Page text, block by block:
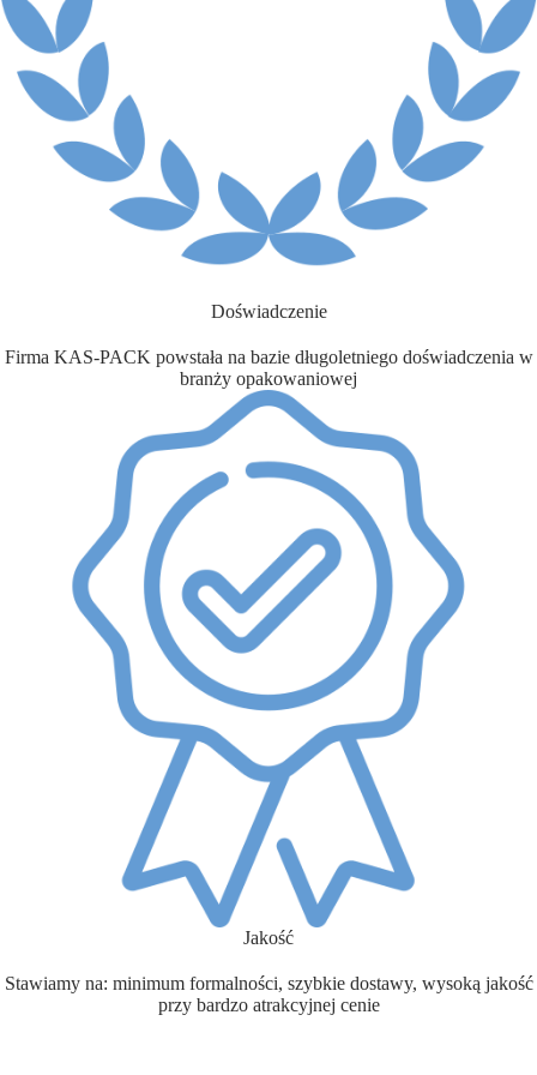
Doświadczenie
Firma KAS-PACK powstała na bazie długoletniego doświadczenia w
branży opakowaniowej
Jakość
Stawiamy na: minimum formalności, szybkie dostawy, wysoką jakość
przy bardzo atrakcyjnej cenie